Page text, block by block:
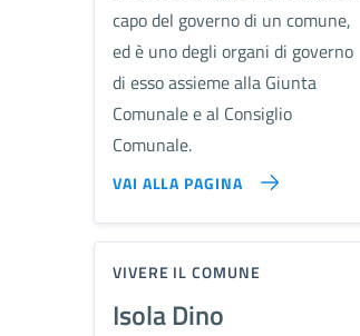
capo del governo di un comune,
ed è uno degli organi di governo
di esso assieme alla Giunta
Comunale e al Consiglio
Comunale.
VAI ALLA PAGINA
VIVERE IL COMUNE
Isola Dino